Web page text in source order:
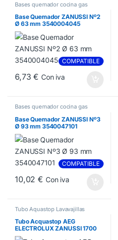
Bases quemador cocina gas
Base Quemador ZANUSSI Nº2
Ø 63 mm 3540004045
COMPATIBLE
6,73€ Con iva
Bases quemador cocina gas
Base Quemador ZANUSSI Nº3
Ø 93 mm 3540047101
COMPATIBLE
10,02€ Con iva
Tubo Aquastop Lavavajillas
Tubo Acquastop AEG
ELECTROLUX ZANUSSI 1700
mm 1115765123